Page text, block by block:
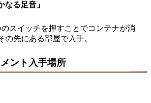
なる足音」
のスイッチを押すことでコンテナが消
の先にある部屋で入手。
ント入手場所